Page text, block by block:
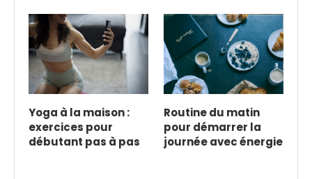
Yoga à la maison :
exercices pour
débutant pas à pas
Routine du matin
pour démarrer la
journée avec énergie